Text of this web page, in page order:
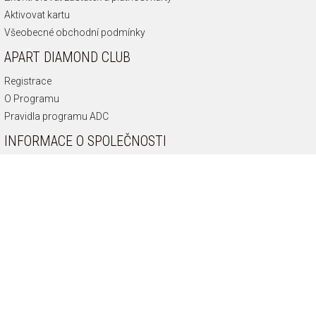
Aktivovat kartu
Všeobecné obchodní podmínky
APART DIAMOND CLUB
Registrace
O Programu
Pravidla programu ADC
INFORMACE O SPOLEČNOSTI